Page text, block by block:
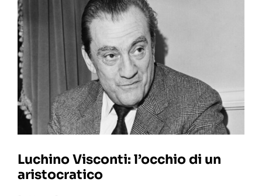
Luchino Visconti: l’occhio di un
aristocratico